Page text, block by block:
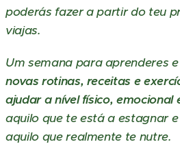
poderás fazer a partir do teu
viajas.
Um semana para aprenderes
novas rotinas, receitas e
ajudar a nível físico, emocional
aquilo que te está a estagnar
aquilo que realmente te nutre.